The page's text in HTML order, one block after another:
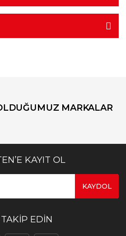
MARKALAR
KAYIT OL
KAYDOL
EDİN